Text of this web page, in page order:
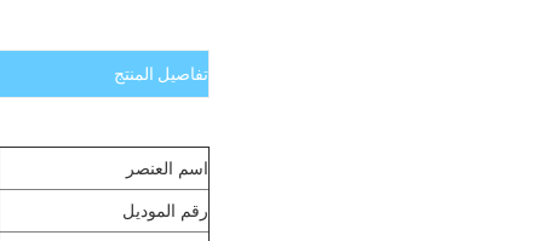
تفاصيل المنتج
اسم العنصر
رقم الموديل